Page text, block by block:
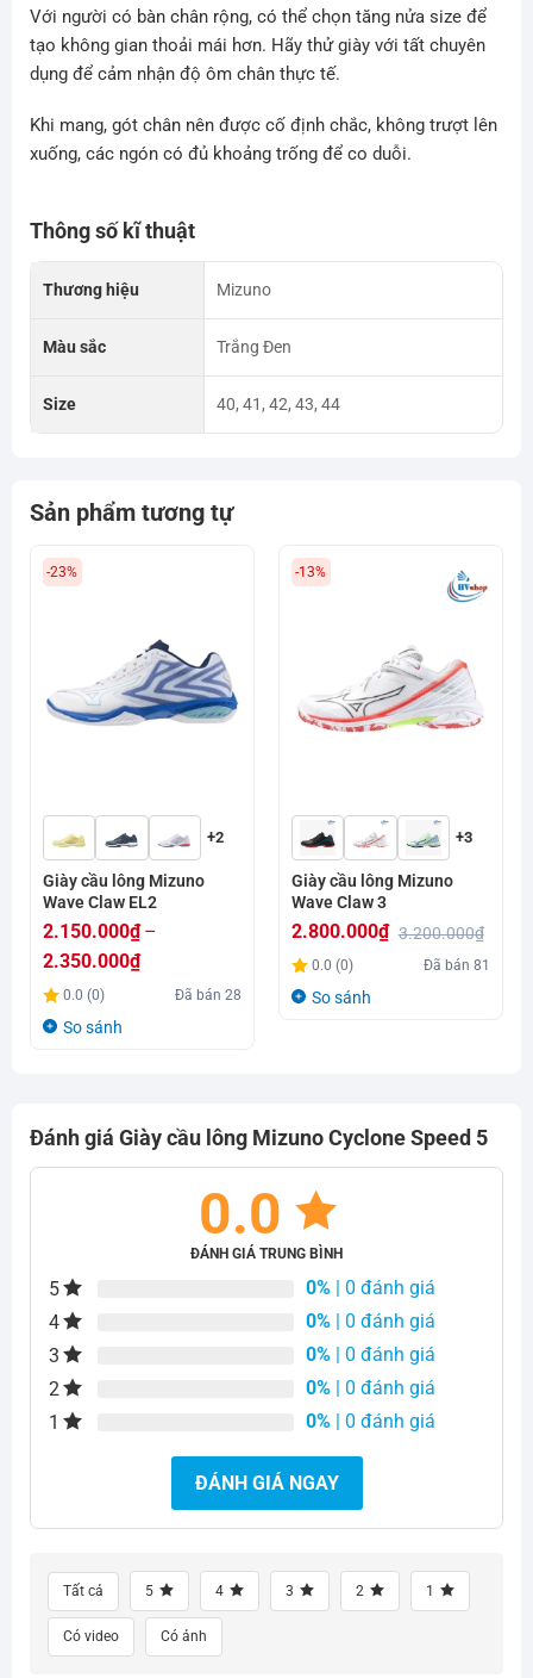
Với người có bàn chân rộng, có thể chọn tăng nửa size để
tạo không gian thoải mái hơn. Hãy thử giày với tất chuyên
dụng để cảm nhận độ ôm chân thực tế.
Khi mang, gót chân nên được cố định chắc, không trượt lên
xuống, các ngón có đủ khoảng trống để co duỗi.
Thông số kĩ thuật
Thương hiệu Mizuno
Màu sắc Trắng Đen
Size 40, 41, 42, 43, 44
Sản phẩm tương tự
-23%
+2
Giày cầu lông Mizuno
Wave Claw EL2
2.150.000₫ –
2.350.000₫
Khoảng
giá:
2.350.000₫
0.0 (0) Đã bán28
So sánh
-13%
+3
Giày cầu lông Mizuno
Wave Claw 3
3.200.000₫
Giá
gốc
2.800.000₫
Giá
hiện
0.0 (0) Đã bán81
So sánh
Đánh giá Giày cầu lông Mizuno Cyclone Speed 5
0.0
ĐÁNH GIÁ TRUNG BÌNH
5 0% | 0 đánh giá
4
0% | 0 đánh giá
3
0% | 0 đánh giá
2
0% | 0 đánh giá
1
0% | 0 đánh giá
ĐÁNH GIÁ NGAY
Tất cả 5 4 3 2 1
Có video Có ảnh